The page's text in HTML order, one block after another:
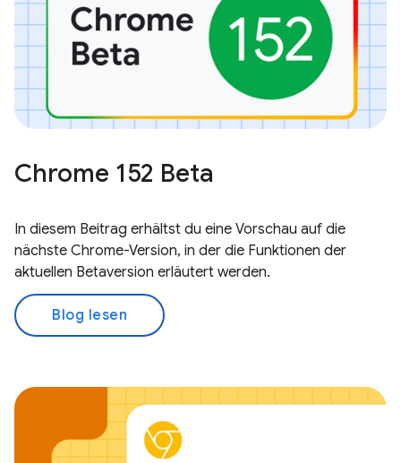
Chrome 152 Beta
In diesem Beitrag erhältst du eine Vorschau auf die
nächste Chrome-Version, in der die Funktionen der
aktuellen Betaversion erläutert werden.
Blog lesen